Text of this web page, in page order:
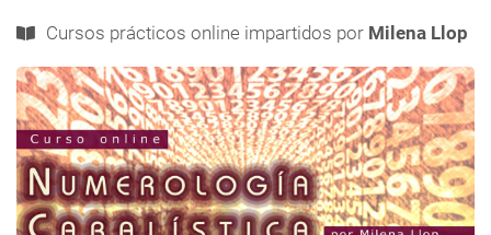
Cursos prácticos online impartidos por Milena Llop